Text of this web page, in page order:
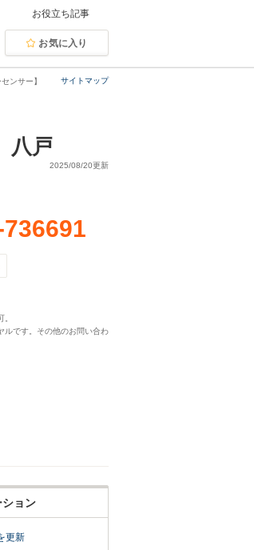
お役立ち記事
お気に入り
サイトマップ
ンサー】
八戸
2025/08/20更新
ルです。その他のお問い合わ
ション
更新